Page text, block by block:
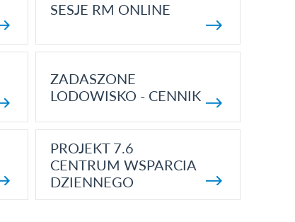
SESJE RM ONLINE
ZADASZONE
LODOWISKO - CENNIK
PROJEKT 7.6
CENTRUM WSPARCIA
DZIENNEGO